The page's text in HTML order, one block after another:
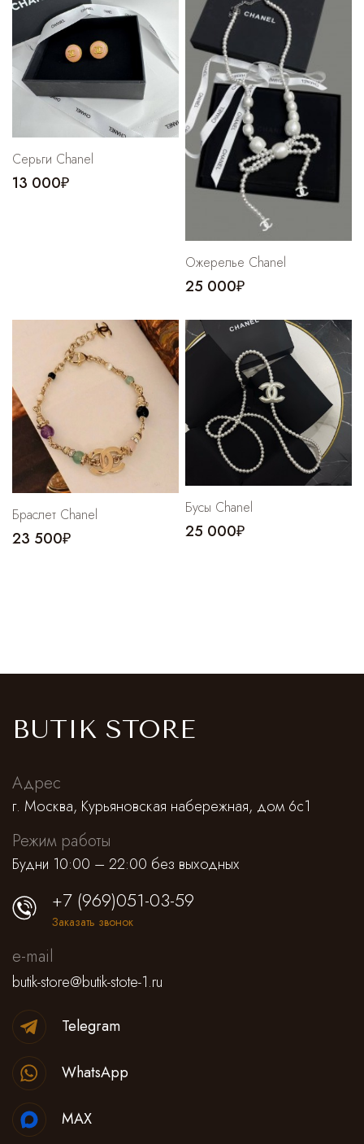
Серьги Chanel
13 000₽
Ожерелье Chanel
25 000₽
Браслет Chanel
23 500₽
Бусы Chanel
25 000₽
BUTIK STORE
Адрес
г. Москва, Курьяновская набережная, дом 6с1
Режим работы
Будни 10:00 – 22:00 без выходных
+7 (969)051-03-59
Заказать звонок
e-mail
butik-store@butik-stote-1.ru
Telegram
WhatsApp
MAX